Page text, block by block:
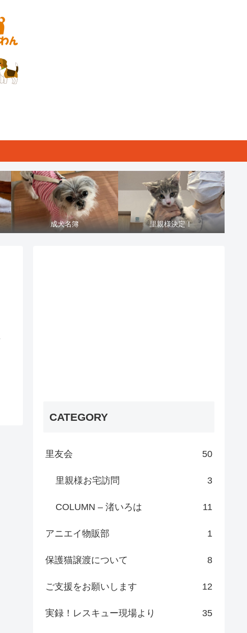
成犬名簿 里親様決定！
CATEGORY
里友会 50
里親様お宅訪問 3
COLUMN – 渚いろは 11
アニエイ物販部 1
保護猫譲渡について 8
ご支援をお願いします 12
実録！レスキュー現場より 35